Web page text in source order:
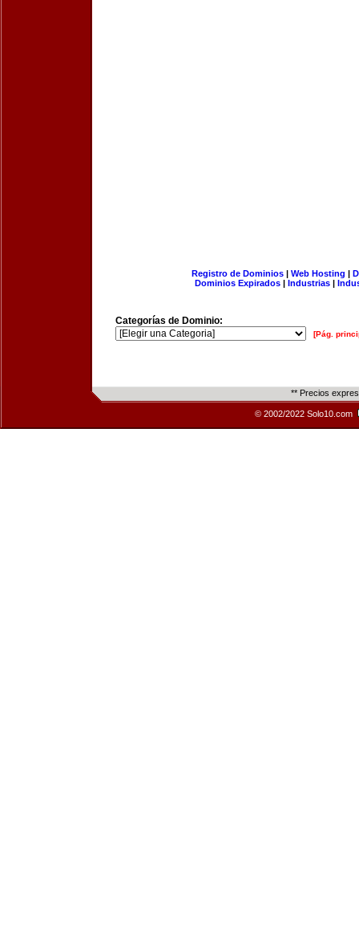
Registro de Dominios| Web Hosting |
Dominios Expirados | Industrias |
Categorías de Dominio:
[Pág.
** Precios
© 2002/2022 Solo10.com